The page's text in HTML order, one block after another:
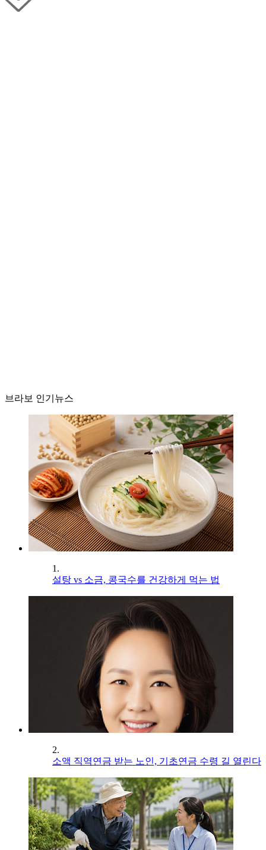
브라보 인기뉴스
1.
설탕 vs 소금, 콩국수를 건강하게 먹는 법
2.
소액 직역연금 받는 노인, 기초연금 수령 길 열린다